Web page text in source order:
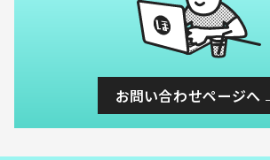
お問い合わせページへ